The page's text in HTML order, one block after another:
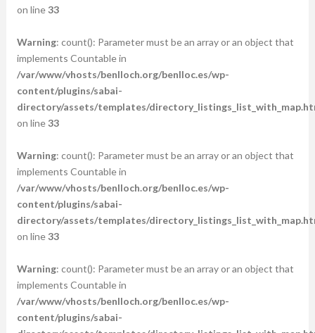
on line33
Warning: count(): Parameter must be an array or an object that
implements Countable in
/var/www/vhosts/benlloch.org/benlloc.es/wp-
content/plugins/sabai-
directory/assets/templates/
on line33
Warning: count(): Parameter must be an array or an object that
implements Countable in
/var/www/vhosts/benlloch.org/benlloc.es/wp-
content/plugins/sabai-
directory/assets/templates/
on line33
Warning: count(): Parameter must be an array or an object that
implements Countable in
/var/www/vhosts/benlloch.org/benlloc.es/wp-
content/plugins/sabai-